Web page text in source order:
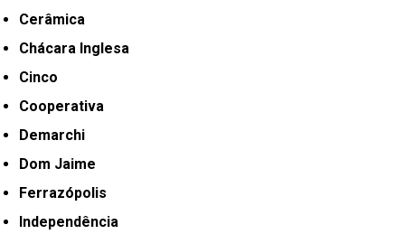
Cerâmica
Chácara Inglesa
Cinco
Cooperativa
Demarchi
Dom Jaime
Ferrazópolis
Independência